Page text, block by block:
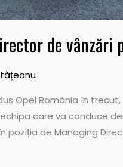
de vânzări
Opel România în
care va conduce
de Managing